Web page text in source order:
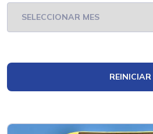
REINICIAR